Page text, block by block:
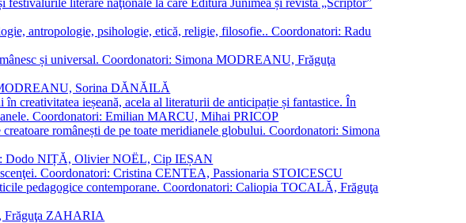
literare naţionale la care Editura Junimea și revista „Scriptor”
antropologie, psihologie, etică, religie, filosofie.. Coordonatori: Radu
și universal. Coordonatori: Simona MODREANU, Frăguţa
MODREANU, Sorina DĂNĂILĂ
creativitatea ieșeană, acela al literaturii de anticipație și fantastice. În
Coordonatori: Emilian MARCU, Mihai PRICOP
românești de pe toate meridianele globului. Coordonatori: Simona
Dodo NIȚĂ, Olivier NOËL, Cip IEȘAN
Coordonatori: Cristina CENTEA, Passionaria STOICESCU
pedagogice contemporane. Coordonatori: Caliopia TOCALĂ, Frăguţa
Frăguţa ZAHARIA